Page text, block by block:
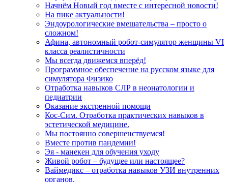
Начнём Новый год вместе с интересной новости!
На пике актуальности!
Эндоурологические вмешательства – просто о
сложном!
Афина, автономный робот-симулятор женщины VI
класса реалистичности
Мы всегда движемся вперёд!
Программное обеспечение на русском языке для
симулятора Физико
Отработка навыков СЛР в неонатологии и
педиатрии
Оказание экстренной помощи
Кос-Сим. Отработка практических навыков в
эстетической медицине.
Мы постоянно совершенствуемся!
Вместе против пандемии!
Эя - манекен для обучения уходу
Живой робот – будущее или настоящее?
Ваймедикс – отработка навыков УЗИ внутренних
органов.